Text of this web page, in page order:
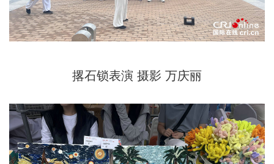
撂石锁表演 摄影 万庆丽